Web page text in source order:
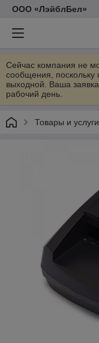
ООО «ЛэйблБел»
Сейчас компания не
сообщения, поскольку
выходной. Ваша
рабочий день.
Товары и услуги